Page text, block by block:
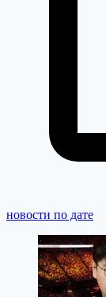
новости по дате